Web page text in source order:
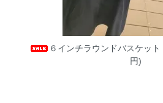
６インチラウンドバスケット
円)